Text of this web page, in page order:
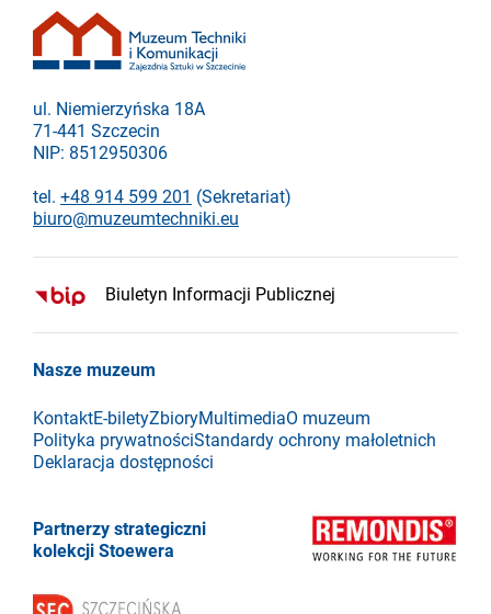
ul. Niemierzyńska 18A
71-441 Szczecin
NIP: 8512950306
tel. +48 914 599 201 (Sekretariat)
biuro@muzeumtechniki.eu
Biuletyn Informacji Publicznej
Nasze muzeum
KontaktE-biletyZbioryMultimediaO muzeum
Polityka prywatnościStandardy ochrony małoletnich
Deklaracja dostępności
Partnerzy strategiczni
kolekcji Stoewera